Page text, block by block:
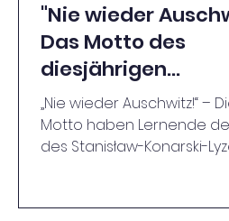
"Nie wieder
Das Motto des
diesjährigen
„Nie wieder Auschwitz!“ –
Motto haben Lernende der
des Stanisław-Konarski-